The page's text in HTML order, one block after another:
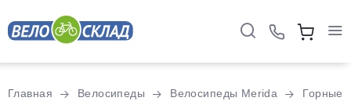
Главная Велосипеды Велосипеды Merida Горные